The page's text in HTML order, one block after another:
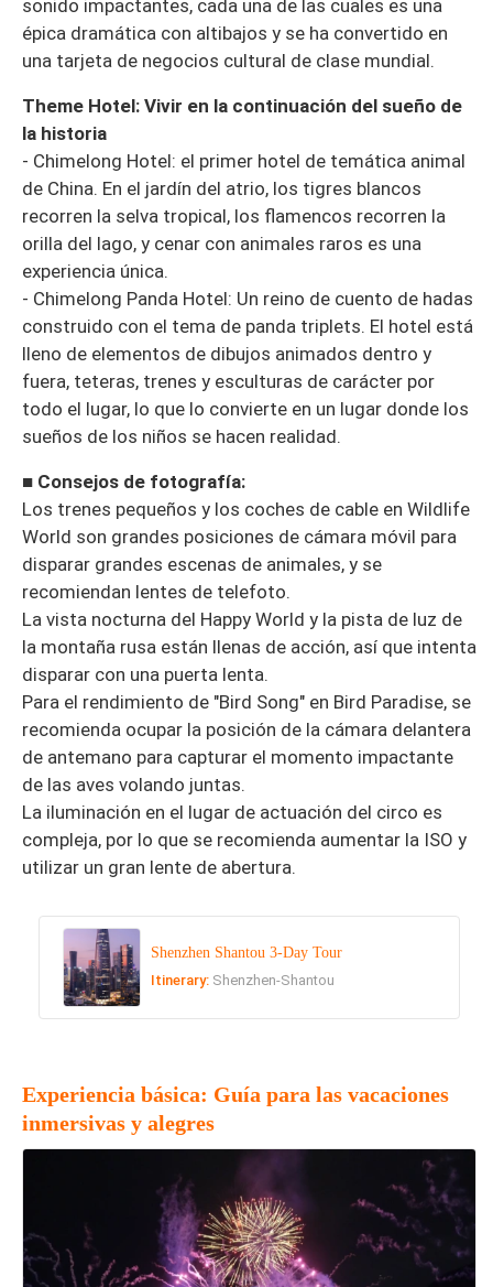
sonido impactantes, cada una de las cuales es una
épica dramática con altibajos y se ha convertido en
una tarjeta de negocios cultural de clase mundial.
Theme Hotel: Vivir en la continuación del sueño de
la historia
- Chimelong Hotel: el primer hotel de temática animal
de China. En el jardín del atrio, los tigres blancos
recorren la selva tropical, los flamencos recorren la
orilla del lago, y cenar con animales raros es una
experiencia única.
- Chimelong Panda Hotel: Un reino de cuento de hadas
construido con el tema de panda triplets. El hotel está
lleno de elementos de dibujos animados dentro y
fuera, teteras, trenes y esculturas de carácter por
todo el lugar, lo que lo convierte en un lugar donde los
sueños de los niños se hacen realidad.
■ Consejos de fotografía:
Los trenes pequeños y los coches de cable en Wildlife
World son grandes posiciones de cámara móvil para
disparar grandes escenas de animales, y se
recomiendan lentes de telefoto.
La vista nocturna del Happy World y la pista de luz de
la montaña rusa están llenas de acción, así que intenta
disparar con una puerta lenta.
Para el rendimiento de "Bird Song" en Bird Paradise, se
recomienda ocupar la posición de la cámara delantera
de antemano para capturar el momento impactante
de las aves volando juntas.
La iluminación en el lugar de actuación del circo es
compleja, por lo que se recomienda aumentar la ISO y
utilizar un gran lente de abertura.
Shenzhen Shantou 3-Day Tour
Itinerary: Shenzhen-Shantou
Experiencia básica: Guía para las vacaciones
inmersivas y alegres